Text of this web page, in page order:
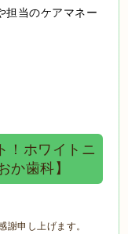
担当のケアマネー
！ホワイトニ
か歯科】
謝申し上げます。